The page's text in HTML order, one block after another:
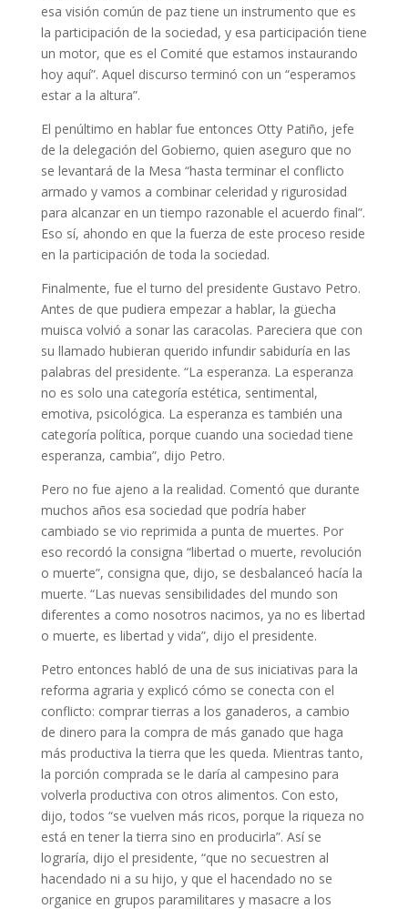
esa visión común de paz tiene un instrumento que es
la participación de la sociedad, y esa participación tiene
un motor, que es el Comité que estamos instaurando
hoy aquí”. Aquel discurso terminó con un “esperamos
estar a la altura”.
El penúltimo en hablar fue entonces Otty Patiño, jefe
de la delegación del Gobierno, quien aseguro que no
se levantará de la Mesa “hasta terminar el conflicto
armado y vamos a combinar celeridad y rigurosidad
para alcanzar en un tiempo razonable el acuerdo final”.
Eso sí, ahondo en que la fuerza de este proceso reside
en la participación de toda la sociedad.
Finalmente, fue el turno del presidente Gustavo Petro.
Antes de que pudiera empezar a hablar, la güecha
muisca volvió a sonar las caracolas. Pareciera que con
su llamado hubieran querido infundir sabiduría en las
palabras del presidente. “La esperanza. La esperanza
no es solo una categoría estética, sentimental,
emotiva, psicológica. La esperanza es también una
categoría política, porque cuando una sociedad tiene
esperanza, cambia”, dijo Petro.
Pero no fue ajeno a la realidad. Comentó que durante
muchos años esa sociedad que podría haber
cambiado se vio reprimida a punta de muertes. Por
eso recordó la consigna “libertad o muerte, revolución
o muerte”, consigna que, dijo, se desbalanceó hacía la
muerte. “Las nuevas sensibilidades del mundo son
diferentes a como nosotros nacimos, ya no es libertad
o muerte, es libertad y vida”, dijo el presidente.
Petro entonces habló de una de sus iniciativas para la
reforma agraria y explicó cómo se conecta con el
conflicto: comprar tierras a los ganaderos, a cambio
de dinero para la compra de más ganado que haga
más productiva la tierra que les queda. Mientras tanto,
la porción comprada se le daría al campesino para
volverla productiva con otros alimentos. Con esto,
dijo, todos “se vuelven más ricos, porque la riqueza no
está en tener la tierra sino en producirla”. Así se
lograría, dijo el presidente, “que no secuestren al
hacendado ni a su hijo, y que el hacendado no se
organice en grupos paramilitares y masacre a los